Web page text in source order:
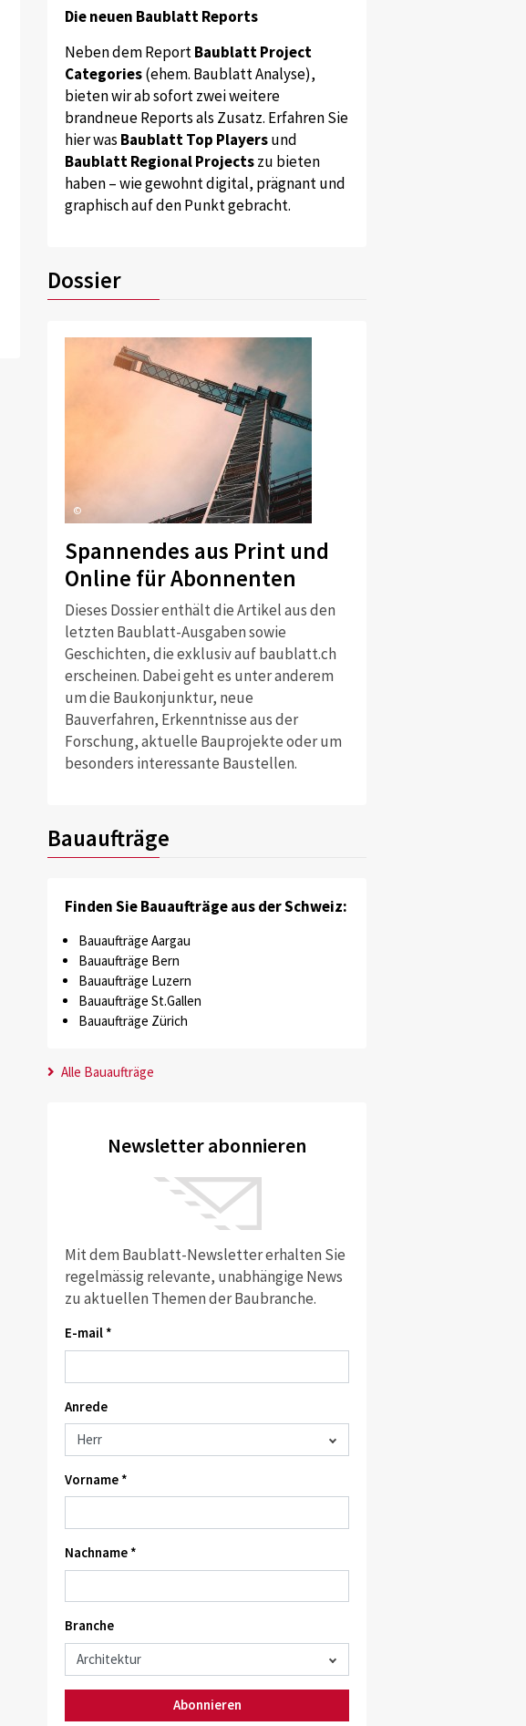
Die neuen Baublatt Reports
Neben dem ReportBaublatt Project
Categories(ehem. Baublatt Analyse),
bieten wir ab sofort zwei weitere
brandneue Reports als Zusatz. Erfahren Sie
hier was Baublatt Top Playersund
Baublatt Regional Projectszu bieten
haben – wie gewohnt digital, prägnant und
graphisch auf den Punkt gebracht.
Dossier
©
Spannendes aus Print und
Online für Abonnenten
Dieses Dossier enthält die Artikel aus den
letzten Baublatt-Ausgaben sowie
Geschichten, die exklusiv auf baublatt.ch
erscheinen. Dabei geht es unter anderem
um die Baukonjunktur, neue
Bauverfahren, Erkenntnisse aus der
Forschung, aktuelle Bauprojekte oder um
besonders interessante Baustellen.
Bauaufträge
Finden Sie Bauaufträge aus der Schweiz:
Bauaufträge Aargau
Bauaufträge Bern
Bauaufträge Luzern
Bauaufträge St.Gallen
Bauaufträge Zürich
Alle Bauaufträge
Newsletter abonnieren
Mit dem Baublatt-Newsletter erhalten Sie
regelmässig relevante, unabhängige News
zu aktuellen Themen der Baubranche.
E-mail *
Anrede
Vorname *
Nachname *
Branche
Abonnieren